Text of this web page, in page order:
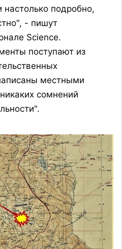
подробно,
- пишут
Science.
поступают из
местными
сомнений